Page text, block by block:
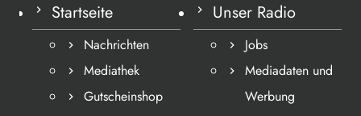
Startseite
Nachrichten
Mediathek
Gutscheinshop
Unser Radio
Jobs
Mediadaten und
Werbung